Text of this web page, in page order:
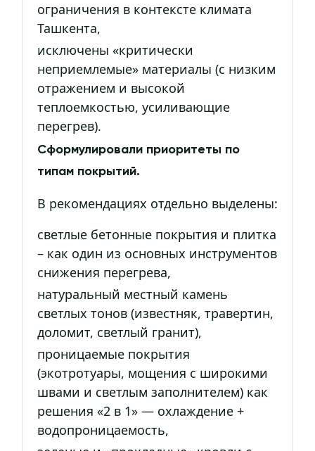
ограничения в контексте климата
Ташкента,
исключены «критически
неприемлемые» материалы (с низким
отражением и высокой
теплоемкостью, усиливающие
перегрев).
Сформулировали приоритеты по
типам покрытий.
В рекомендациях отдельно выделены:
светлые бетонные покрытия и плитка
– как один из основных инструментов
снижения перегрева,
натуральный местный камень
светлых тонов (известняк, травертин,
доломит, светлый гранит),
проницаемые покрытия
(экотротуары, мощения с широкими
швами и светлым заполнителем) как
решения «2 в 1» — охлаждение +
водопроницаемость,